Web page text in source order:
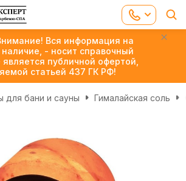
Вся информация на
- носит справочный
публичной офертой,
статьей 437 ГК РФ!
для бани и сауны Гималайская соль